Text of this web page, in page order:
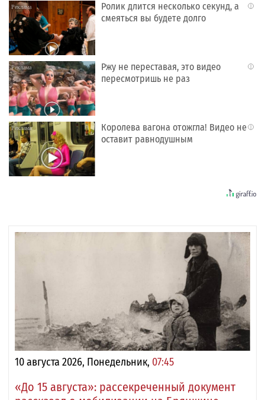
i
Ролик длится несколько секунд, а
смеяться вы будете долго
i
Ржу не переставая, это видео
пересмотришь не раз
i
Королева вагона отожгла! Видео не
оставит равнодушным
10 августа 2026, Понедельник, 07:45
«До 15 августа»: рассекреченный документ